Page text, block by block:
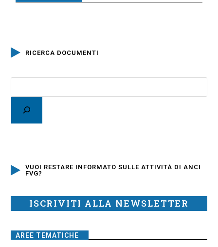
RICERCA DOCUMENTI
VUOI RESTARE INFORMATO SULLE ATTIVITÀ DI ANCI
FVG?
ISCRIVITI ALLA NEWSLETTER
AREE TEMATICHE